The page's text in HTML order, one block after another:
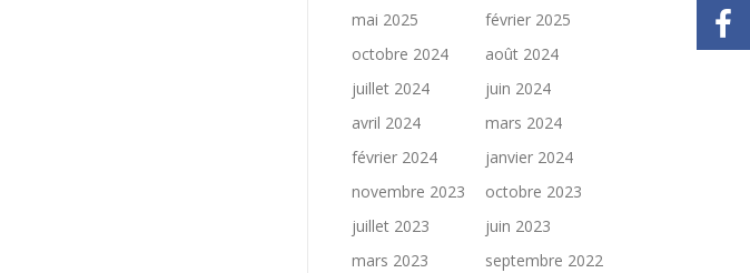
mai 2025
février 2025
octobre 2024
août 2024
juillet 2024
juin 2024
avril 2024
mars 2024
février 2024
janvier 2024
novembre 2023
octobre 2023
juillet 2023
juin 2023
mars 2023
septembre 2022